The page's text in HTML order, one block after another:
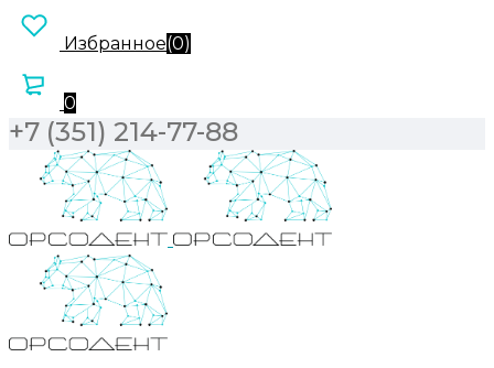
Избранное(0)
0
+7 (351) 214-77-88